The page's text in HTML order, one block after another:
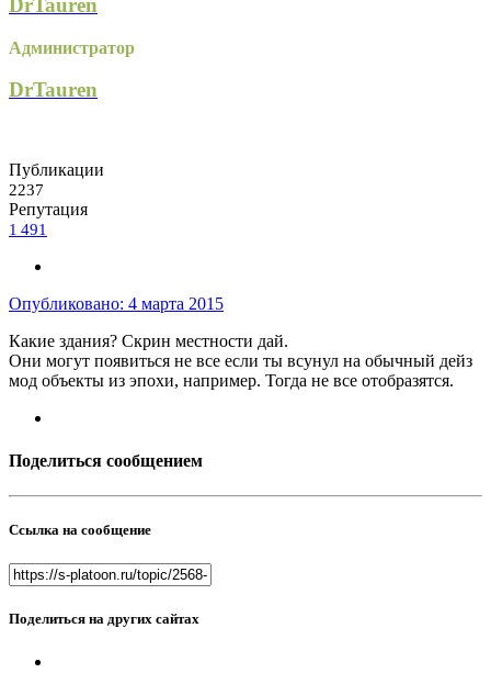
DrTauren
Администратор
DrTauren
Публикации
2237
Репутация
1 491
Опубликовано: 4 марта 2015
Какие здания? Скрин местности дай.
Они могут появиться не все если ты всунул на обычный дейз
мод объекты из эпохи, например. Тогда не все отобразятся.
Поделиться сообщением
Ссылка на сообщение
Поделиться на других сайтах